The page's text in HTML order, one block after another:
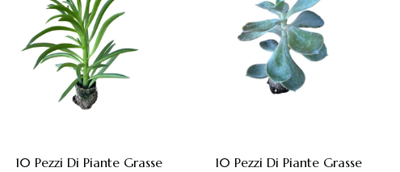
10 Pezzi Di Piante Grasse
10 Pezzi Di Piante Grasse